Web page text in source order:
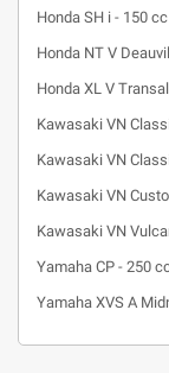
Honda SH i - 150
Honda NT V
Honda XL V
Kawasaki VN
Kawasaki VN
Kawasaki VN
Kawasaki VN
Yamaha CP - 250
Yamaha XVS A